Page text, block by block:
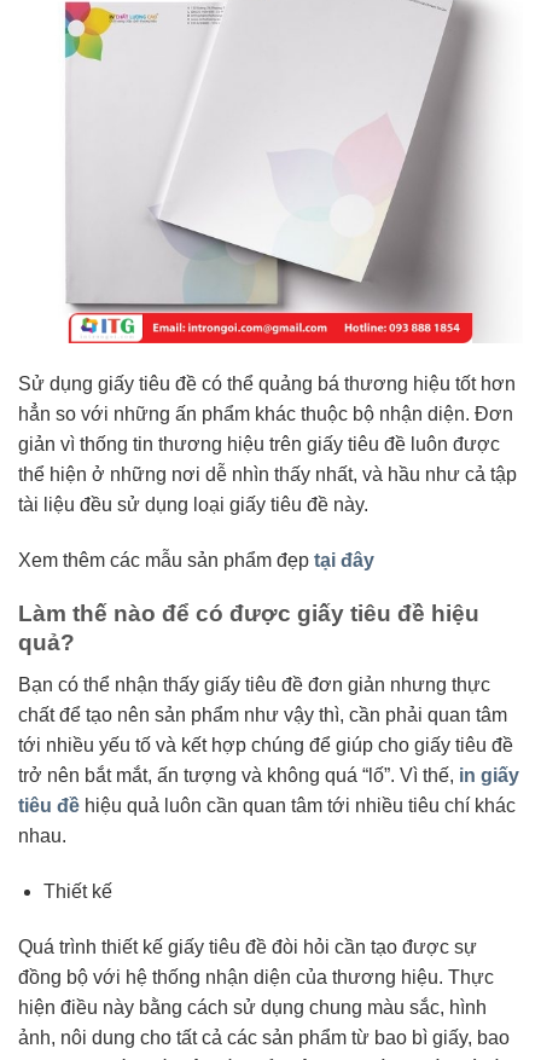
Sử dụng giấy tiêu đề có thể quảng bá thương hiệu tốt hơn
hẳn so với những ấn phẩm khác thuộc bộ nhận diện. Đơn
giản vì thống tin thương hiệu trên giấy tiêu đề luôn được
thể hiện ở những nơi dễ nhìn thấy nhất, và hầu như cả tập
tài liệu đều sử dụng loại giấy tiêu đề này.
Xem thêm các mẫu sản phẩm đẹp tại đây
Làm thế nào để có được giấy tiêu đề hiệu
quả?
Bạn có thể nhận thấy giấy tiêu đề đơn giản nhưng thực
chất để tạo nên sản phẩm như vậy thì, cần phải quan tâm
tới nhiều yếu tố và kết hợp chúng để giúp cho giấy tiêu đề
trở nên bắt mắt, ấn tượng và không quá “lố”. Vì thế, in giấy
tiêu đề hiệu quả luôn cần quan tâm tới nhiều tiêu chí khác
nhau.
Thiết kế
Quá trình thiết kế giấy tiêu đề đòi hỏi cần tạo được sự
đồng bộ với hệ thống nhận diện của thương hiệu. Thực
hiện điều này bằng cách sử dụng chung màu sắc, hình
ảnh, nôi dung cho tất cả các sản phẩm từ bao bì giấy, bao